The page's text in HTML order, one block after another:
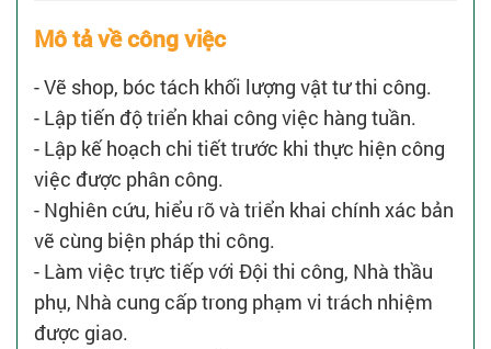
Mô tả về công việc
- Vẽ shop, bóc tách khối lượng vật tư thi công.
- Lập tiến độ triển khai công việc hàng tuần.
- Lập kế hoạch chi tiết trước khi thực hiện công
việc được phân công.
- Nghiên cứu, hiểu rõ và triển khai chính xác bản
vẽ cùng biện pháp thi công.
- Làm việc trực tiếp với Đội thi công, Nhà thầu
phụ, Nhà cung cấp trong phạm vi trách nhiệm
được giao.